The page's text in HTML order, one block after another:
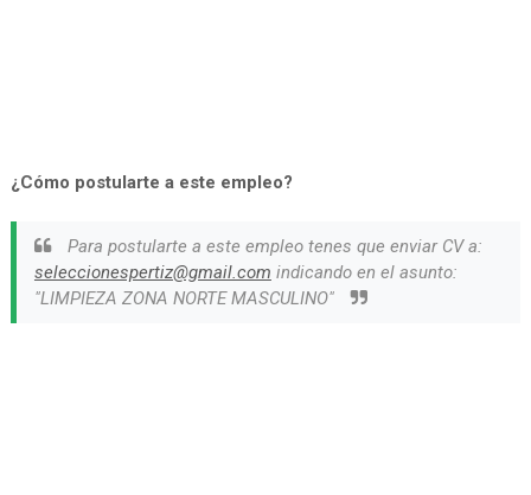
¿Cómo postularte a este empleo?
Para postularte a este empleo tenes que enviar CV a:
seleccionespertiz@gmail.com indicando en el asunto:
"LIMPIEZA ZONA NORTE MASCULINO"